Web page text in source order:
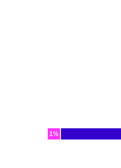
1%